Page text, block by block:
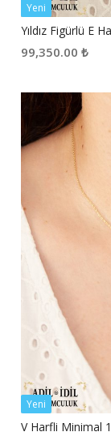
Yeni
Yıldız Figürlü E
99,350.00 ₺
Yeni
V Harfli Minimal